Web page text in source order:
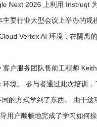
Next 2026 上利用 Instruqt
要行业大型会议上举办的规
Vertex AI 环境，在隔离
户服务团队售前工程师
境。 参与者通过此次培训
的方式学到了东西。 由于
用户顺畅地完成了学习如何